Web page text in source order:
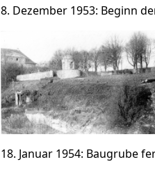
8. Dezember 1953: Beginn
18. Januar 1954: Baugrube